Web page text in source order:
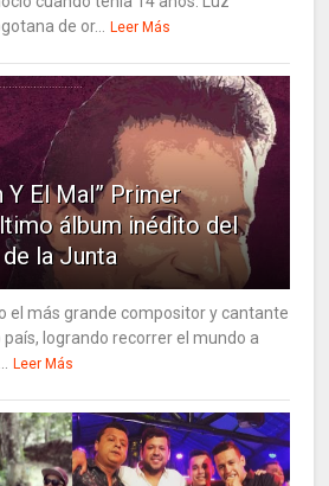
de or...
Leer Más
Y El Mal” Primer
álbum inédito del
la Junta
el más grande compositor y cantante
logrando recorrer el mundo a
Leer Más